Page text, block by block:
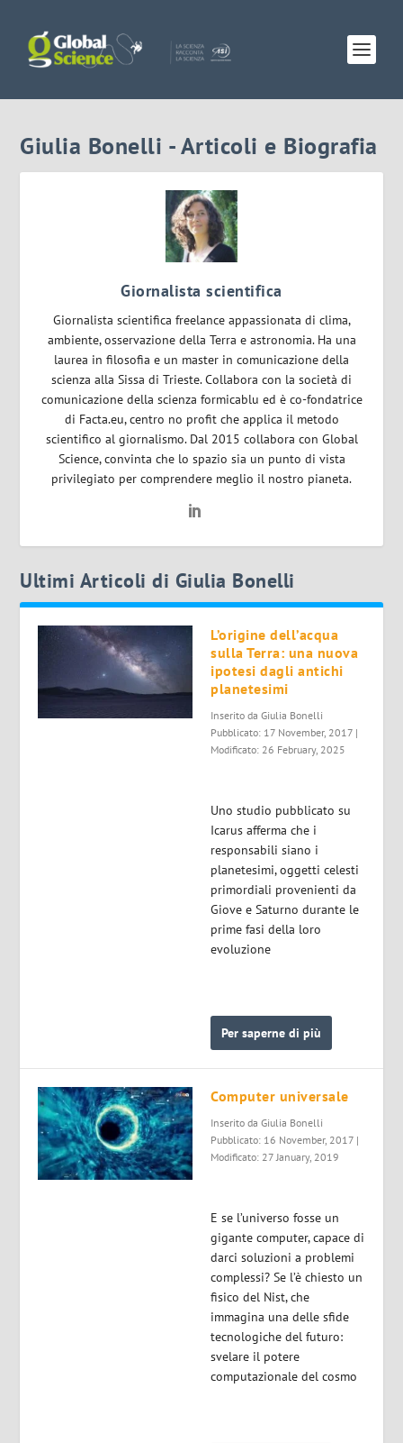
Giulia Bonelli - Articoli e Biografia
Giornalista scientifica
Giornalista scientifica freelance appassionata di clima,
ambiente, osservazione della Terra e astronomia. Ha una
laurea in filosofia e un master in comunicazione della
scienza alla Sissa di Trieste. Collabora con la società di
comunicazione della scienza formicablu ed è co-fondatrice
di Facta.eu, centro no profit che applica il metodo
scientifico al giornalismo. Dal 2015 collabora con Global
Science, convinta che lo spazio sia un punto di vista
privilegiato per comprendere meglio il nostro pianeta.
Ultimi Articoli di Giulia Bonelli
L’origine dell’acqua
sulla Terra: una nuova
ipotesi dagli antichi
planetesimi
Inserito da Giulia Bonelli
Pubblicato: 17 November, 2017 |
Modificato: 26 February, 2025
Uno studio pubblicato su
Icarus afferma che i
responsabili siano i
planetesimi, oggetti celesti
primordiali provenienti da
Giove e Saturno durante le
prime fasi della loro
evoluzione
Per saperne di più
Computer universale
Inserito da Giulia Bonelli
Pubblicato: 16 November, 2017 |
Modificato: 27 January, 2019
E se l’universo fosse un
gigante computer, capace di
darci soluzioni a problemi
complessi? Se l’è chiesto un
fisico del Nist, che
immagina una delle sfide
tecnologiche del futuro:
svelare il potere
computazionale del cosmo